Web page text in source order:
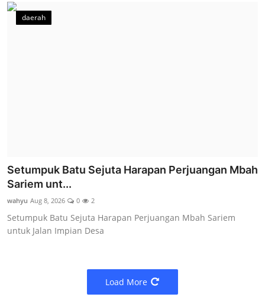
daerah
Setumpuk Batu Sejuta Harapan Perjuangan Mbah
Sariem unt...
wahyu Aug 8, 2026 0 2
Setumpuk Batu Sejuta Harapan Perjuangan Mbah Sariem
untuk Jalan Impian Desa
Load More